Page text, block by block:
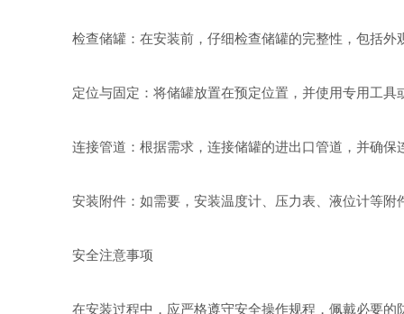
检查储罐：在安装前，仔细检查储罐的完整性，包括外
定位与固定：将储罐放置在预定位置，并使用专用工具
连接管道：根据需求，连接储罐的进出口管道，并确保
安装附件：如需要，安装温度计、压力表、液位计等附
安全注意事项
在安装过程中，应严格遵守安全操作规程，佩戴必要的